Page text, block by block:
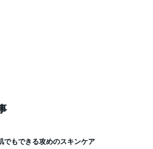
でもできる攻めのスキンケア